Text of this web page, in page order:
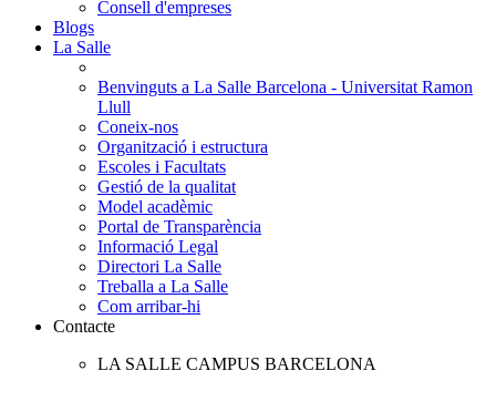
Consell d'empreses
Blogs
La Salle
Benvinguts a La Salle Barcelona - Universitat Ramon
Llull
Coneix-nos
Organització i estructura
Escoles i Facultats
Gestió de la qualitat
Model acadèmic
Portal de Transparència
Informació Legal
Directori La Salle
Treballa a La Salle
Com arribar-hi
Contacte
LA SALLE CAMPUS BARCELONA